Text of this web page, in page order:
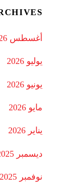
أغسطس 2026
يوليو 2026
يونيو 2026
مايو 2026
يناير 2026
ديسمبر 2025
نوفمبر 2025